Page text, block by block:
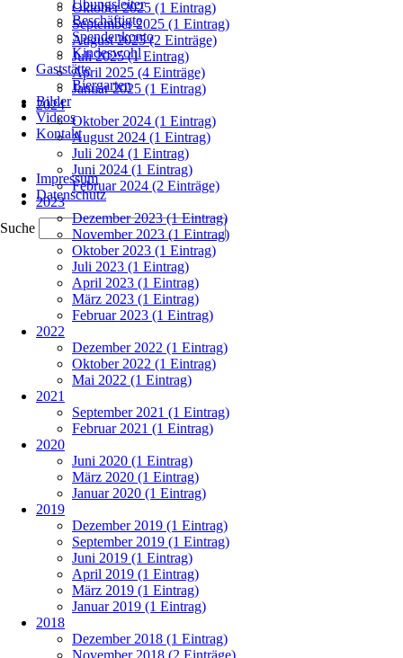
Übungsleiter
Beschäftigte
Spendenkonto
Kindeswohl
Gaststätte
Biergarten
Bilder
Videos
Kontakt
überspringen
Impressum
Datenschutz
Suche
Oktober 2025 (1 Eintrag)
September 2025 (1 Eintrag)
August 2025 (2 Einträge)
Juli 2025 (1 Eintrag)
April 2025 (4 Einträge)
Januar 2025 (1 Eintrag)
2024
Oktober 2024 (1 Eintrag)
August 2024 (1 Eintrag)
Juli 2024 (1 Eintrag)
Juni 2024 (1 Eintrag)
Februar 2024 (2 Einträge)
2023
Dezember 2023 (1 Eintrag)
November 2023 (1 Eintrag)
Oktober 2023 (1 Eintrag)
Juli 2023 (1 Eintrag)
April 2023 (1 Eintrag)
März 2023 (1 Eintrag)
Februar 2023 (1 Eintrag)
2022
Dezember 2022 (1 Eintrag)
Oktober 2022 (1 Eintrag)
Mai 2022 (1 Eintrag)
2021
September 2021 (1 Eintrag)
Februar 2021 (1 Eintrag)
2020
Juni 2020 (1 Eintrag)
März 2020 (1 Eintrag)
Januar 2020 (1 Eintrag)
2019
Dezember 2019 (1 Eintrag)
September 2019 (1 Eintrag)
Juni 2019 (1 Eintrag)
April 2019 (1 Eintrag)
März 2019 (1 Eintrag)
Januar 2019 (1 Eintrag)
2018
Dezember 2018 (1 Eintrag)
November 2018 (2 Einträge)